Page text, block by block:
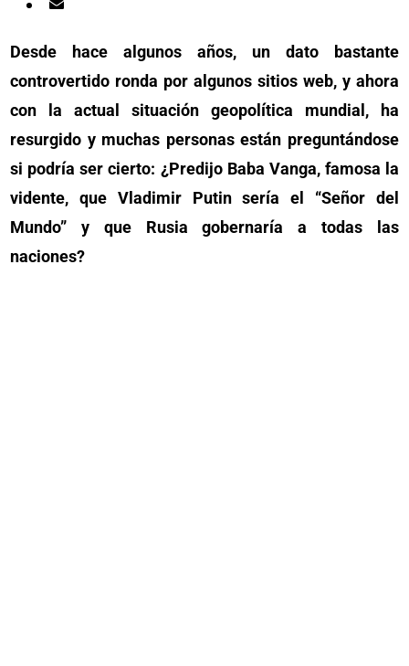
Desde hace algunos años, un dato bastante
controvertido ronda por algunos sitios web, y ahora
con la actual situación geopolítica mundial, ha
resurgido y muchas personas están preguntándose
si podría ser cierto: ¿Predijo Baba Vanga, famosa la
vidente, que Vladimir Putin sería el “Señor del
Mundo” y que Rusia gobernaría a todas las
naciones?